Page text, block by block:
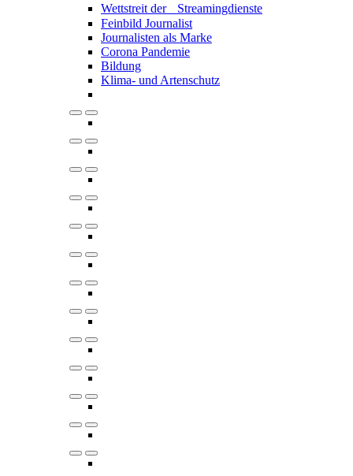
Wettstreit der Streamingdienste
Feinbild Journalist
Journalisten als Marke
Corona Pandemie
Bildung
Klima- und Artenschutz